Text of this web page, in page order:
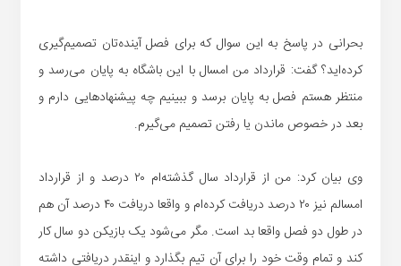
بحرانی در پاسخ به این سوال که برای فصل آینده‌تان تصمیم‌گیری
کرده‌اید؟ گفت: قرارداد من امسال با این باشگاه به پایان می‌رسد و
منتظر هستم فصل به پایان برسد و ببینیم چه پیشنهادهایی دارم و
بعد در خصوص ماندن یا رفتن تصمیم می‌گیرم.
وی بیان کرد: من از قرارداد سال گذشته‌ام ۲۰ درصد و از قرارداد
امسالم نیز ۲۰ درصد دریافت کرده‌ام و واقعا دریافت ۴۰ درصد آن هم
در طول دو فصل واقعا بد است. مگر می‌شود یک بازیکن دو سال کار
کند و تمام وقت خود را برای آن تیم بگذارد و اینقدر دریافتی داشته